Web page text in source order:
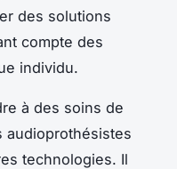
des solutions
compte des
individu.
à des soins de
audioprothésistes
technologies. Il